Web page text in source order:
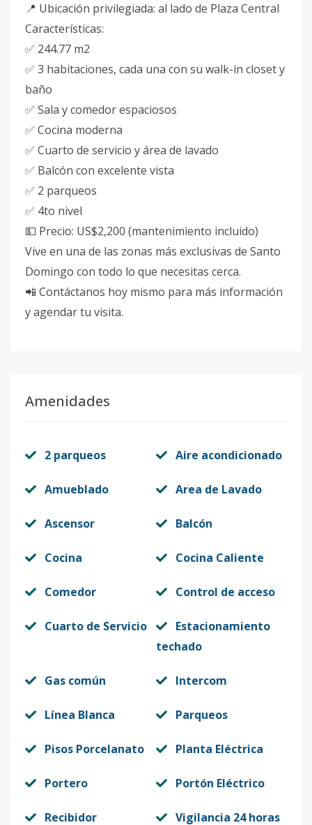
📍 Ubicación privilegiada: al lado de Plaza Central
Características:
✅ 244.77 m2
✅ 3 habitaciones, cada una con su walk-in closet y
baño
✅ Sala y comedor espaciosos
✅ Cocina moderna
✅ Cuarto de servicio y área de lavado
✅ Balcón con excelente vista
✅ 2 parqueos
✅ 4to nivel
💵 Precio: US$2,200 (mantenimiento incluido)
Vive en una de las zonas más exclusivas de Santo
Domingo con todo lo que necesitas cerca.
📲 Contáctanos hoy mismo para más información
y agendar tu visita.
Amenidades
2 parqueos Aire acondicionado
Amueblado Area de Lavado
Ascensor Balcón
Cocina Cocina Caliente
Comedor Control de acceso
Cuarto de Servicio
Estacionamiento
techado
Gas común Intercom
Línea Blanca Parqueos
Pisos Porcelanato Planta Eléctrica
Portero Portón Eléctrico
Recibidor Vigilancia 24 horas